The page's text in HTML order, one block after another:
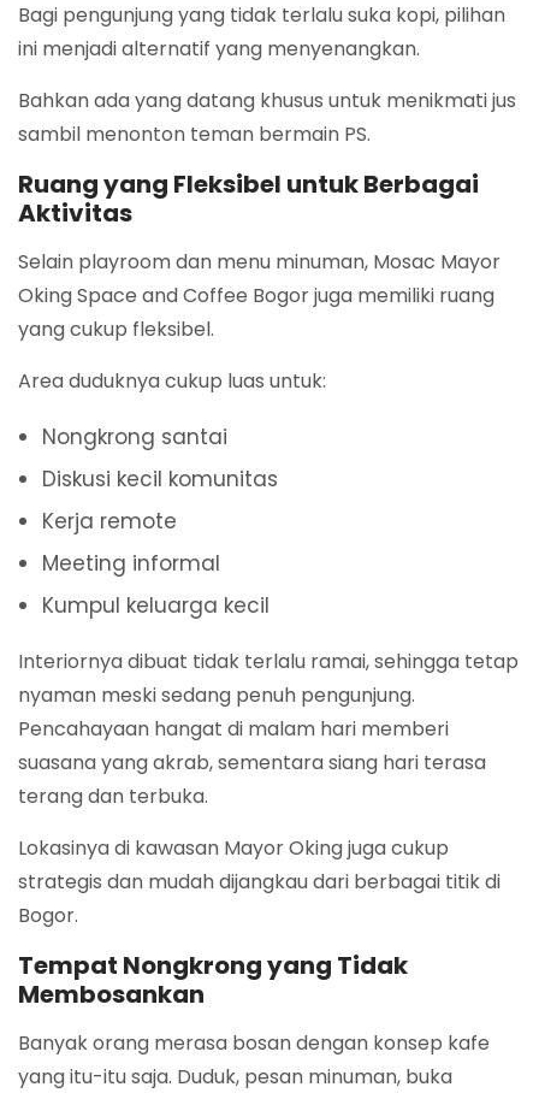
Bagi pengunjung yang tidak terlalu suka kopi, pilihan
ini menjadi alternatif yang menyenangkan.
Bahkan ada yang datang khusus untuk menikmati jus
sambil menonton teman bermain PS.
Ruang yang Fleksibel untuk Berbagai
Aktivitas
Selain playroom dan menu minuman, Mosac Mayor
Oking Space and Coffee Bogor juga memiliki ruang
yang cukup fleksibel.
Area duduknya cukup luas untuk:
Nongkrong santai
Diskusi kecil komunitas
Kerja remote
Meeting informal
Kumpul keluarga kecil
Interiornya dibuat tidak terlalu ramai, sehingga tetap
nyaman meski sedang penuh pengunjung.
Pencahayaan hangat di malam hari memberi
suasana yang akrab, sementara siang hari terasa
terang dan terbuka.
Lokasinya di kawasan Mayor Oking juga cukup
strategis dan mudah dijangkau dari berbagai titik di
Bogor.
Tempat Nongkrong yang Tidak
Membosankan
Banyak orang merasa bosan dengan konsep kafe
yang itu-itu saja. Duduk, pesan minuman, buka